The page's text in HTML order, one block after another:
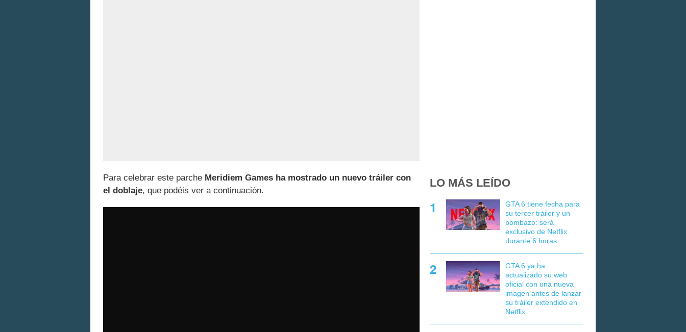
Para celebrar este parche Meridiem Games ha mostrado un nuevo tráiler con
el doblaje, que podéis ver a continuación.
LO MÁS LEÍDO
GTA 6 tiene fecha para
su tercer tráiler y un
bombazo: será
exclusivo de Netflix
durante 6 horas
GTA 6 ya ha
actualizado su web
oficial con una nueva
imagen antes de lanzar
su tráiler extendido en
Netflix